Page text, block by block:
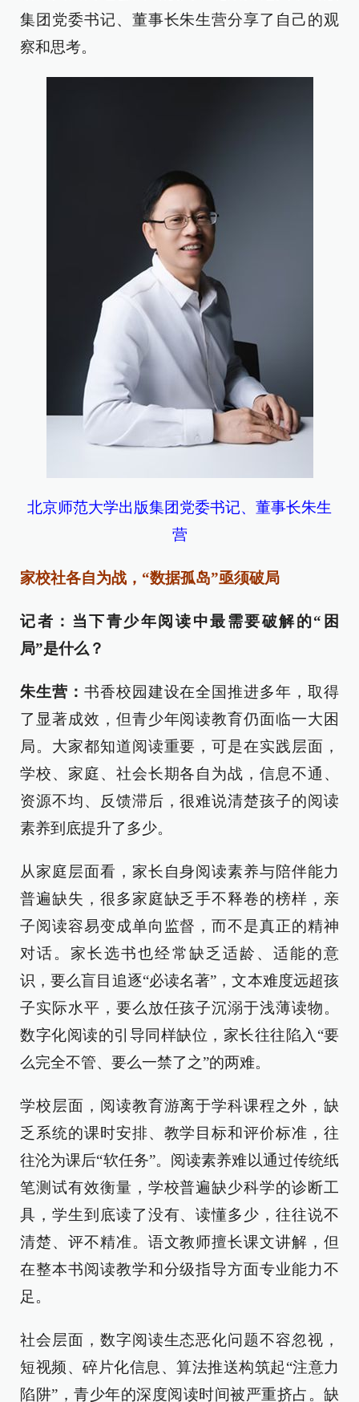
集团党委书记、董事长朱生营分享了自己的观
察和思考。
北京师范大学出版集团党委书记、董事长朱生
营
家校社各自为战，“数据孤岛”亟须破局
记者：当下青少年阅读中最需要破解的“困
局”是什么？
朱生营： 书香校园建设在全国推进多年，取得
了显著成效，但青少年阅读教育仍面临一大困
局。大家都知道阅读重要，可是在实践层面，
学校、家庭、社会长期各自为战，信息不通、
资源不均、反馈滞后，很难说清楚孩子的阅读
素养到底提升了多少。
从家庭层面看，家长自身阅读素养与陪伴能力
普遍缺失，很多家庭缺乏手不释卷的榜样，亲
子阅读容易变成单向监督，而不是真正的精神
对话。家长选书也经常缺乏适龄、适能的意
识，要么盲目追逐“必读名著”，文本难度远超孩
子实际水平，要么放任孩子沉溺于浅薄读物。
数字化阅读的引导同样缺位，家长往往陷入“要
么完全不管、要么一禁了之”的两难。
学校层面，阅读教育游离于学科课程之外，缺
乏系统的课时安排、教学目标和评价标准，往
往沦为课后“软任务”。阅读素养难以通过传统纸
笔测试有效衡量，学校普遍缺少科学的诊断工
具，学生到底读了没有、读懂多少，往往说不
清楚、评不精准。语文教师擅长课文讲解，但
在整本书阅读教学和分级指导方面专业能力不
足。
社会层面，数字阅读生态恶化问题不容忽视，
短视频、碎片化信息、算法推送构筑起“注意力
陷阱”，青少年的深度阅读时间被严重挤占。缺